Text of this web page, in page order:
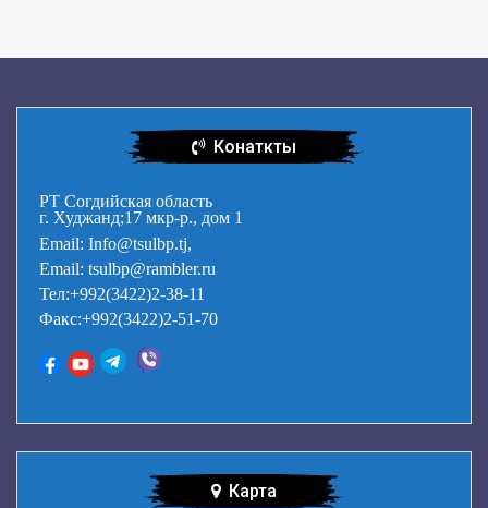
Конаткты
РТ Согдийская область
г. Худжанд;17 мкр-р., дом 1
Email: Info@tsulbp.tj,
Email: tsulbp@rambler.ru
Тел:+992(3422)2-38-11
Факс:+992(3422)2-51-70
Карта